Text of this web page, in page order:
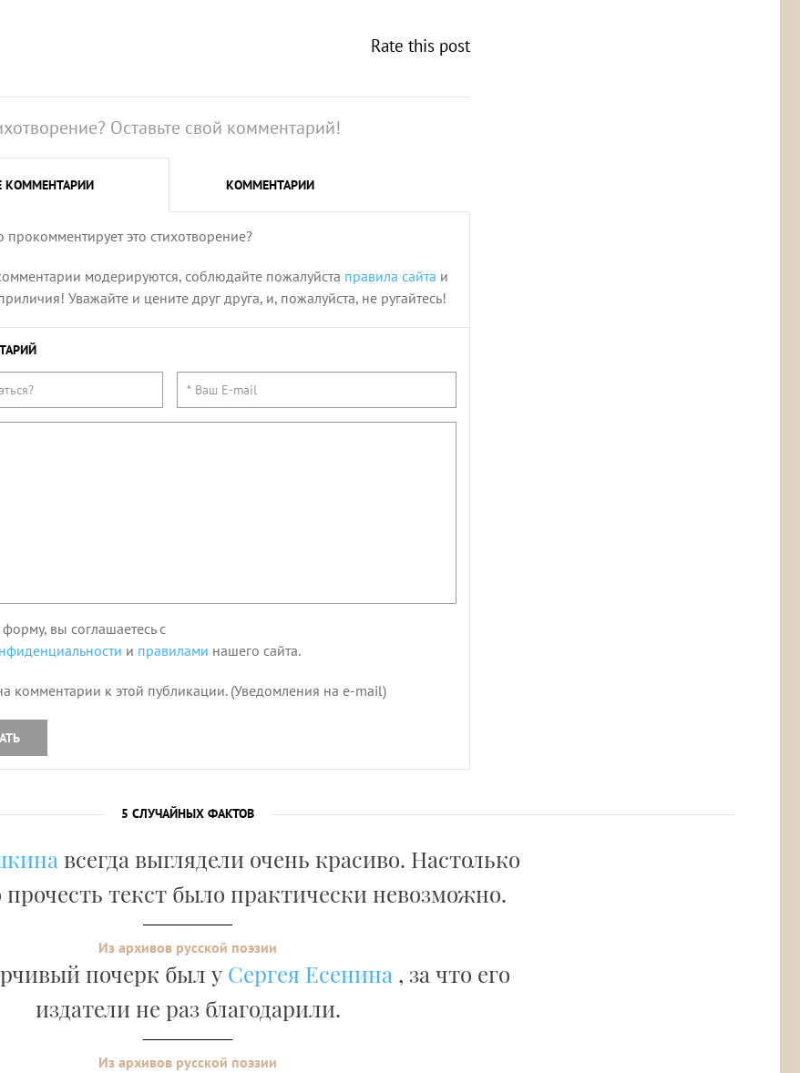
Rate this post
Оставьте свой комментарий!
КОММЕНТАРИИ КОММЕНТАРИИ
прокомментирует это стихотворение?
модерируются, соблюдайте пожалуйста правила сайта и
Уважайте и цените друг друга, и, пожалуйста, не ругайтесь!
форму, вы соглашаетесь с
и правилами нашего сайта.
комментарии к этой публикации. (Уведомления на e-mail)
5 СЛУЧАЙНЫХ ФАКТОВ
всегда выглядели очень красиво. Настолько
прочесть текст было практически невозможно.
Из архивов русской поэзии
почерк был у Сергея Есенина , за что его
издатели не раз благодарили.
Из архивов русской поэзии